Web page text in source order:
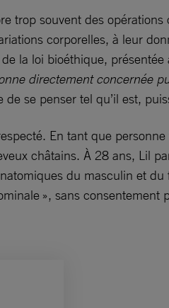
trop souvent des
corporelles, à leur
la loi bioéthique,
directement concernée
se penser tel qu’il est,
En tant que
châtains. À 28 ans, Lil
du masculin et
», sans